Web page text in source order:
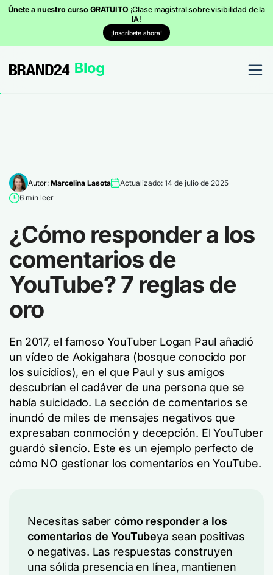
Únete a nuestro curso GRATUITO ¡Clase magistral sobre visibilidad de la
IA!
¡Inscríbete ahora!
Autor: Marcelina Lasota
Actualizado: 14 de julio de 2025
6 min leer
¿Cómo responder a los
comentarios de
YouTube? 7 reglas de
oro
En 2017, el famoso YouTuber Logan Paul añadió
un vídeo de Aokigahara (bosque conocido por
los suicidios), en el que Paul y sus amigos
descubrían el cadáver de una persona que se
había suicidado. La sección de comentarios se
inundó de miles de mensajes negativos que
expresaban conmoción y decepción. El YouTuber
guardó silencio. Este es un ejemplo perfecto de
cómo NO gestionar los comentarios en YouTube.
Necesitas sabercómo responder a los
comentarios de YouTubeya sean positivas
o negativas. Las respuestas construyen
una sólida presencia en línea, mantienen